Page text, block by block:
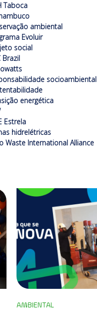
Taboca
ambiental
Evoluir
social
Brazil
socioambiental
energética
Estrela
hidrelétricas
Waste International Alliance
AMBIENTAL